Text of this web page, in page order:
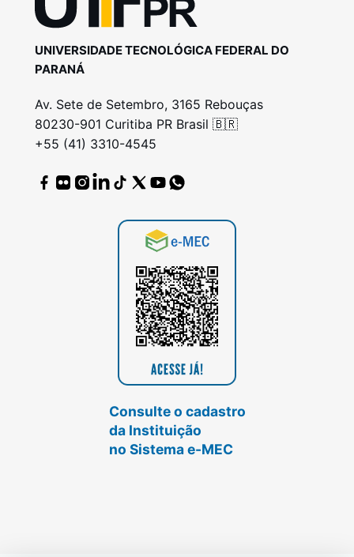
UNIVERSIDADE TECNOLÓGICA FEDERAL DO
PARANÁ
Av. Sete de Setembro, 3165 Rebouças
80230-901 Curitiba PR Brasil 🇧🇷
+55 (41) 3310-4545
Consulte o cadastro
da Instituição
no Sistema e-MEC